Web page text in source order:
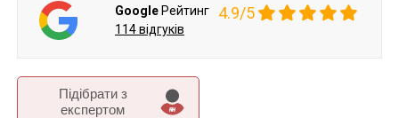
Підібрати з
експертом
Google Рейтинг 4.9/5
114 відгуків